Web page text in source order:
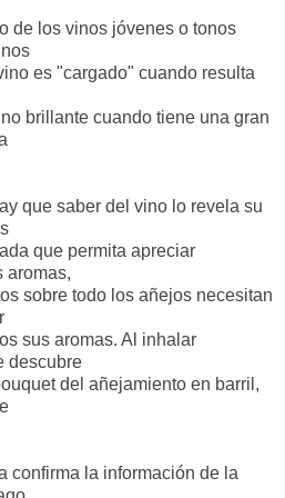
de los vinos jóvenes o tonos
es "cargado" cuando resulta
brillante cuando tiene una gran
que saber del vino lo revela su
que permita apreciar
aromas,
sobre todo los añejos necesitan
sus aromas. Al inhalar
descubre
del añejamiento en barril,
confirma la información de la